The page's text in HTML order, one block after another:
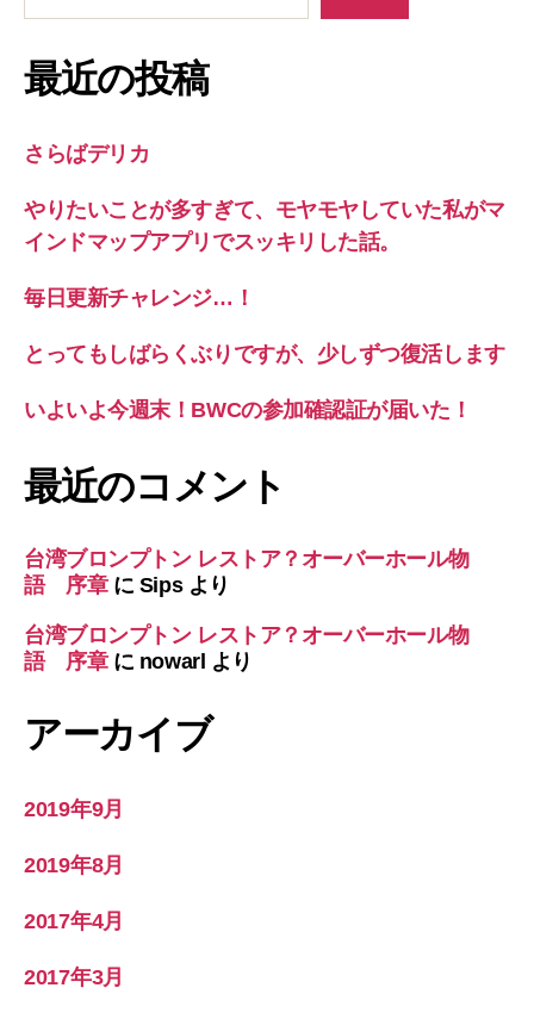
最近の投稿
さらばデリカ
やりたいことが多すぎて、モヤモヤしていた私がマ
インドマップアプリでスッキリした話。
毎日更新チャレンジ…！
とってもしばらくぶりですが、少しずつ復活します
いよいよ今週末！BWCの参加確認証が届いた！
最近のコメント
台湾ブロンプトン レストア？オーバーホール物
語 序章に Sipsより
台湾ブロンプトン レストア？オーバーホール物
語 序章に nowarl より
アーカイブ
2019年9月
2019年8月
2017年4月
2017年3月